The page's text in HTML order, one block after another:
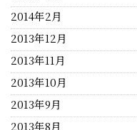
2014年2月
2013年12月
2013年11月
2013年10月
2013年9月
2013年8月